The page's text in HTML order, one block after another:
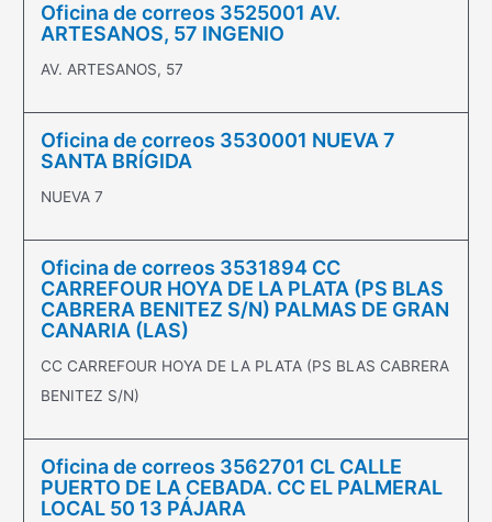
Oficina de correos 3525001 AV.
ARTESANOS, 57 INGENIO
AV. ARTESANOS, 57
Oficina de correos 3530001 NUEVA 7
SANTA BRÍGIDA
NUEVA 7
Oficina de correos 3531894 CC
CARREFOUR HOYA DE LA PLATA (PS BLAS
CABRERA BENITEZ S/N) PALMAS DE GRAN
CANARIA (LAS)
CC CARREFOUR HOYA DE LA PLATA (PS BLAS CABRERA
BENITEZ S/N)
Oficina de correos 3562701 CL CALLE
PUERTO DE LA CEBADA. CC EL PALMERAL
LOCAL 50 13 PÁJARA